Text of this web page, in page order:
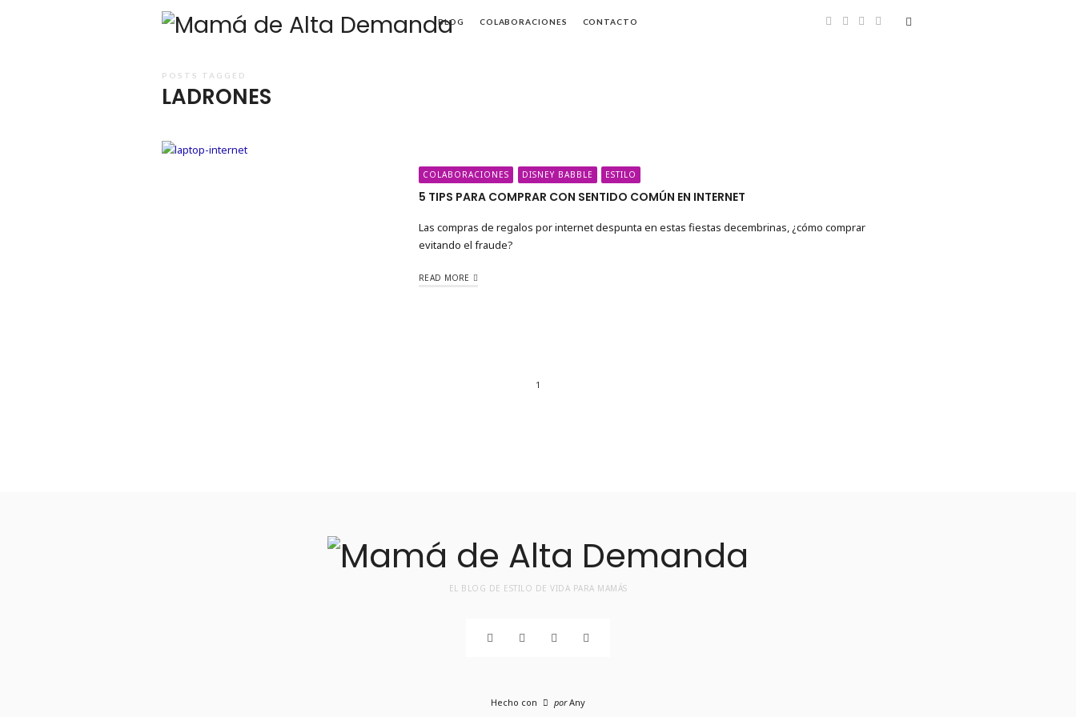
Mamá
BLOG COLABORACIONES CONTACTO
POSTS TAGGED
LADRONES
COLABORACIONES DISNEY BABBLE ESTILO
5 TIPS PARA COMPRAR CON SENTIDO COMÚN EN INTERNET
Las compras de regalos por internet despunta en estas fiestas decembrinas, ¿cómo comprar
evitando el fraude?
READ MORE
1
EL BLOG DE ESTILO DE VIDA PARA MAMÁS
Hecho con porAny